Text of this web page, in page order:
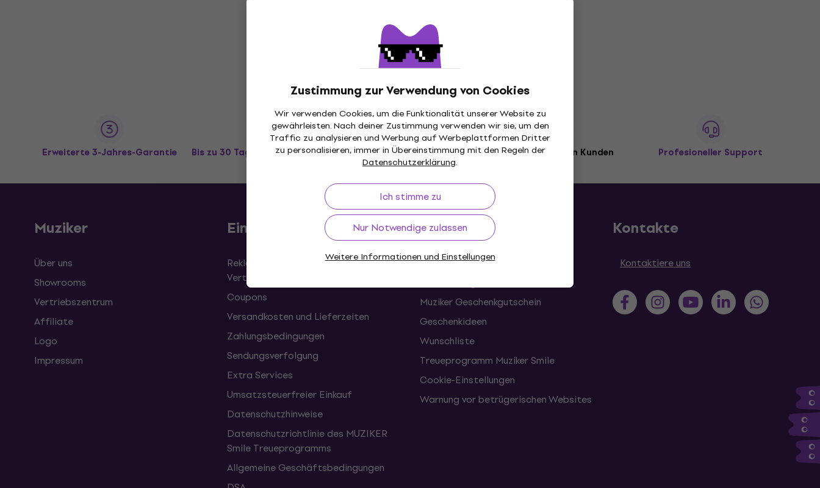
Zustimmung zur Verwendung von Cookies
Wir verwenden Cookies, um die Funktionalität unserer Website zu
gewährleisten. Nach deiner Zustimmung verwenden wir sie, um den
Traffic zu analysieren und Werbung auf Werbeplattformen Dritter
zu personalisieren, immer in Übereinstimmung mit den Regeln der
Datenschutzerklärung.
Ich stimme zu
Nur Notwendige zulassen
Weitere Informationen und Einstellungen
Erweiterte 3-Jahres-Garantie Bis zu 30 Tage Rückgaberecht Versand gratisvon 199 € Über 3 Millionen Kunden Profesioneller Support
Muziker
Über uns
Showrooms
Vertriebszentrum
Affiliate
Logo
Impressum
Einkauf
Reklamationen und Rücktritte vom
Vertrag
Coupons
Versandkosten und Lieferzeiten
Zahlungsbedingungen
Sendungsverfolgung
Extra Services
Umsatzsteuerfreier Einkauf
Datenschutzhinweise
Datenschutzrichtlinie des MUZIKER
Smile Treueprogramms
Allgemeine Geschäftsbedingungen
Nützliches
FAQ - Häufig gestellte Fragen
Muziker Geschenkgutschein
Geschenkideen
Wunschliste
Treueprogramm Muziker Smile
Cookie-Einstellungen
Warnung vor betrügerischen Websites
Kontakte
Kontaktiere uns